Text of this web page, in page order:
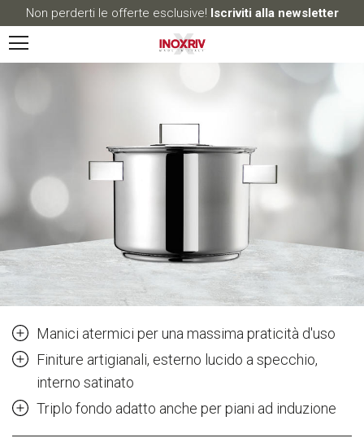
Non perderti le offerte esclusive! Iscriviti alla newsletter
Manici atermici per una massima praticità d'uso
Finiture artigianali, esterno lucido a specchio,
interno satinato
Triplo fondo adatto anche per piani ad induzione